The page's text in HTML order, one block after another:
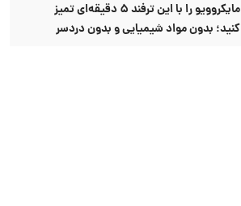
مایکروویو را با این ترفند ۵ دقیقه‌ای تمیز
کنید؛ بدون مواد شیمیایی و بدون دردسر